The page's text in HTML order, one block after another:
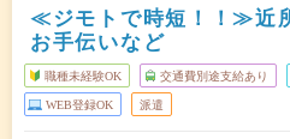
≪ジモトで時短！！≫近
お手伝いなど
職種未経験OK 交通費別途支給あり
WEB登録OK 派遣